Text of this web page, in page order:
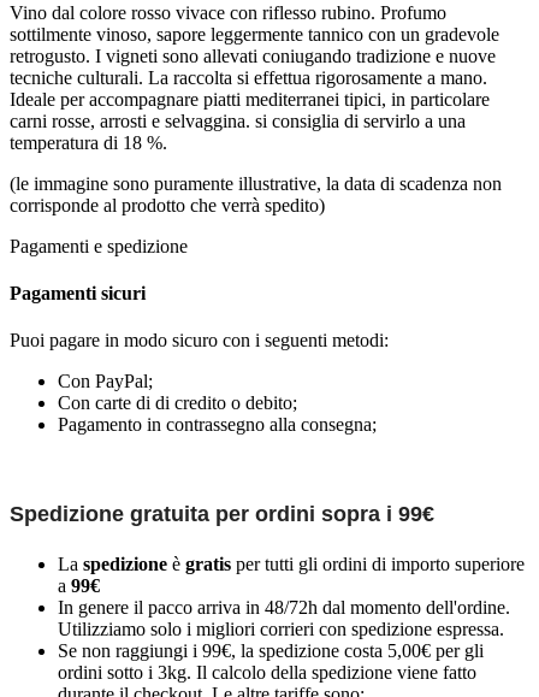
Vino dal colore rosso vivace con riflesso rubino. Profumo
sottilmente vinoso, sapore leggermente tannico con un gradevole
retrogusto. I vigneti sono allevati coniugando tradizione e nuove
tecniche culturali. La raccolta si effettua rigorosamente a mano.
Ideale per accompagnare piatti mediterranei tipici, in particolare
carni rosse, arrosti e selvaggina. si consiglia di servirlo a una
temperatura di 18 %.
(le immagine sono puramente illustrative, la data di scadenza non
corrisponde al prodotto che verrà spedito)
Pagamenti e spedizione
Pagamenti sicuri
Puoi pagare in modo sicuro con i seguenti metodi:
Con PayPal;
Con carte di di credito o debito;
Pagamento in contrassegno alla consegna;
Spedizione gratuita per ordini sopra i 99€
La spedizione è gratis per tutti gli ordini di importo superiore
a 99€
In genere il pacco arriva in 48/72h dal momento dell'ordine.
Utilizziamo solo i migliori corrieri con spedizione espressa.
Se non raggiungi i 99€, la spedizione costa 5,00€ per gli
ordini sotto i 3kg. Il calcolo della spedizione viene fatto